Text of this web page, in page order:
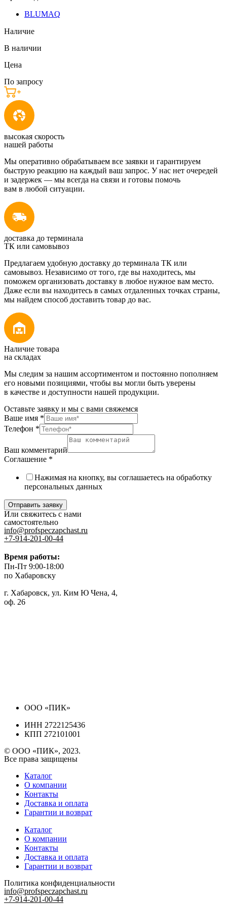
BLUMAQ
Наличие
В наличии
Цена
По запросу
высокая скорость
нашей работы
Мы оперативно обрабатываем все заявки и гарантируем
быструю реакцию на каждый ваш запрос. У нас нет очередей
и задержек — мы всегда на связи и готовы помочь
вам в любой ситуации.
доставка до терминала
ТК или самовывоз
Предлагаем удобную доставку до терминала ТК или
самовывоз. Независимо от того, где вы находитесь, мы
поможем организовать доставку в любое нужное вам место.
Даже если вы находитесь в самых отдаленных точках страны,
мы найдем способ доставить товар до вас.
Наличие товара
на складах
Мы следим за нашим ассортиментом и постоянно пополняем
его новыми позициями, чтобы вы могли быть уверены
в качестве и доступности нашей продукции.
Оставьте заявку и мы с вами свяжемся
Ваше имя *
Телефон *
Ваш комментарий
Соглашение *
Нажимая на кнопку, вы соглашаетесь на обработку
персональных данных
Отправить заявку
Или свяжитесь с нами
самостоятельно
info@profspeczapchast.ru
+7-914-201-00-44
Время работы:
Пн-Пт 9:00-18:00
по Хабаровску
г. Хабаровск, ул. Ким Ю Чена, 4,
оф. 26
ООО «ПИК»
ИНН 2722125436
КПП 272101001
© ООО «ПИК», 2023.
Все права защищены
Каталог
О компании
Контакты
Доставка и оплата
Гарантии и возврат
Каталог
О компании
Контакты
Доставка и оплата
Гарантии и возврат
Политика конфиденциальности
info@profspeczapchast.ru
+7-914-201-00-44